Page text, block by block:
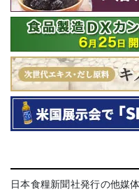
日本食糧新聞社発行の他媒